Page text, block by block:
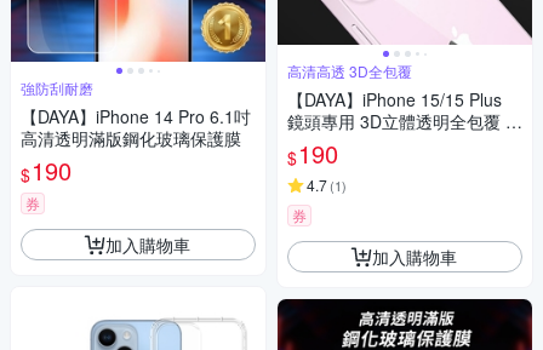
強防刮耐磨
【DAYA】iPhone 14 Pro 6.1吋
高清透明滿版鋼化玻璃保護膜
$190
券
加入購物車
高清高透 3D全包覆
【DAYA】iPhone 15/15 Plus
鏡頭專用 3D立體透明全包覆 高
硬度抗刮保護貼
$190
4.7(1)
券
加入購物車